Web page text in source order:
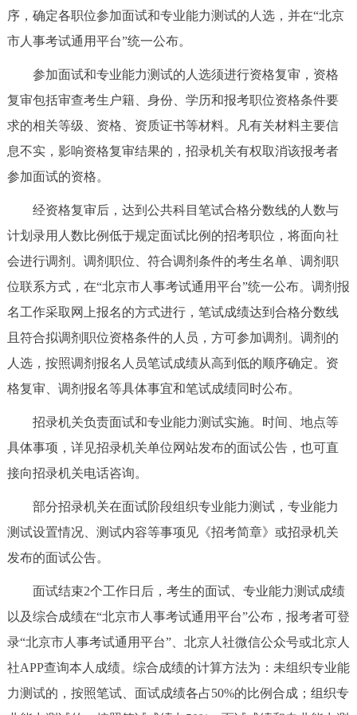
序，确定各职位参加面试和专业能力测试的人选，并在“北京
市人事考试通用平台”统一公布。
参加面试和专业能力测试的人选须进行资格复审，资格
复审包括审查考生户籍、身份、学历和报考职位资格条件要
求的相关等级、资格、资质证书等材料。凡有关材料主要信
息不实，影响资格复审结果的，招录机关有权取消该报考者
参加面试的资格。
经资格复审后，达到公共科目笔试合格分数线的人数与
计划录用人数比例低于规定面试比例的招考职位，将面向社
会进行调剂。调剂职位、符合调剂条件的考生名单、调剂职
位联系方式，在“北京市人事考试通用平台”统一公布。调剂报
名工作采取网上报名的方式进行，笔试成绩达到合格分数线
且符合拟调剂职位资格条件的人员，方可参加调剂。调剂的
人选，按照调剂报名人员笔试成绩从高到低的顺序确定。资
格复审、调剂报名等具体事宜和笔试成绩同时公布。
招录机关负责面试和专业能力测试实施。时间、地点等
具体事项，详见招录机关单位网站发布的面试公告，也可直
接向招录机关电话咨询。
部分招录机关在面试阶段组织专业能力测试，专业能力
测试设置情况、测试内容等事项见《招考简章》或招录机关
发布的面试公告。
面试结束2个工作日后，考生的面试、专业能力测试成绩
以及综合成绩在“北京市人事考试通用平台”公布，报考者可登
录“北京市人事考试通用平台”、北京人社微信公众号或北京人
社APP查询本人成绩。综合成绩的计算方法为：未组织专业能
力测试的，按照笔试、面试成绩各占50%的比例合成；组织专